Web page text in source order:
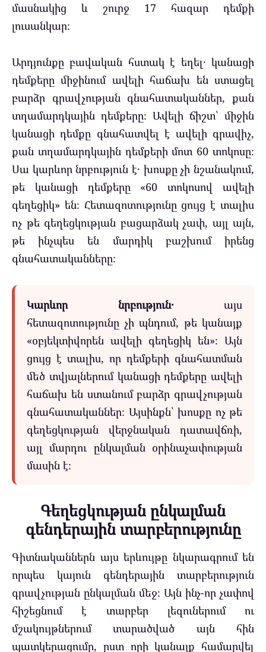
մասնակից և շուրջ 17 հազար դեմքի
լուսանկար։
Արդյունքը բավական հստակ է եղել․ կանացի
դեմքերը միջինում ավելի հաճախ են ստացել
բարձր գրավչության գնահատականներ, քան
տղամարդկային դեմքերը։ Ավելի ճիշտ՝ միջին
կանացի դեմքը գնահատվել է ավելի գրավիչ,
քան տղամարդկային դեմքերի մոտ 60 տոկոսը։
Սա կարևոր նրբություն է․ խոսքը չի նշանակում,
թե կանացի դեմքերը «60 տոկոսով ավելի
գեղեցիկ» են։ Հետազոտությունը ցույց է տալիս
ոչ թե գեղեցկության բացարձակ չափ, այլ այն,
թե ինչպես են մարդիկ բաշխում իրենց
գնահատականները։
Կարևոր նրբություն․ այս
հետազոտությունը չի պնդում, թե կանայք
«օբյեկտիվորեն ավելի գեղեցիկ են»։ Այն
ցույց է տալիս, որ դեմքերի գնահատման
մեծ տվյալներում կանացի դեմքերը ավելի
հաճախ են ստանում բարձր գրավչության
գնահատականներ։ Այսինքն՝ խոսքը ոչ թե
գեղեցկության վերջնական դատավճռի,
այլ մարդու ընկալման օրինաչափության
մասին է։
Գեղեցկության ընկալման
գենդերային տարբերությունը
Գիտնականներն այս երևույթը նկարագրում են
որպես կայուն գենդերային տարբերություն
գրավչության ընկալման մեջ։ Այն ինչ-որ չափով
հիշեցնում է տարբեր լեզուներում ու
մշակույթներում տարածված այն հին
պատկերացումը, ըստ որի կանայք համարվել